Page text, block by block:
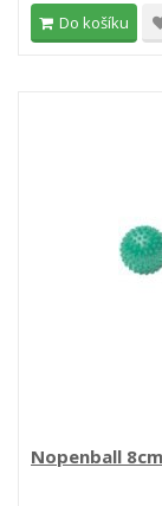
Do košíku
Nopenball